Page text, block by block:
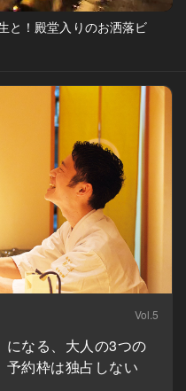
と！殿堂入りのお洒落ビ
Vol.5
なる、大人の3つの
約枠は独占しない